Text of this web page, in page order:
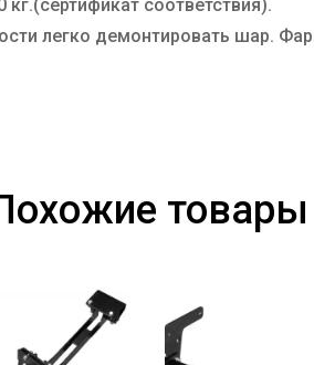
кг.(сертификат соответствия).
легко демонтировать шар.
товары